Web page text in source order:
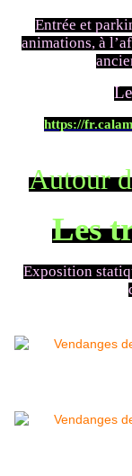
Entrée et
animations, à
https://
Autour
Les
Exposition